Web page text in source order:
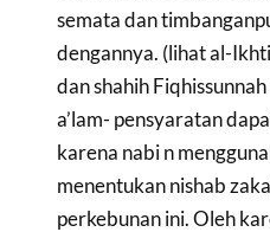
semata dan
dengannya. (lihat al-
dan shahih
a’lam- pensyaratan
karena nabi n
menentukan nishab
perkebunan ini. Oleh